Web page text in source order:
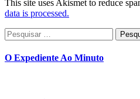
This site uses Akismet to reduce
data is processed.
Pesquisar
por:
O Expediente Ao Minuto